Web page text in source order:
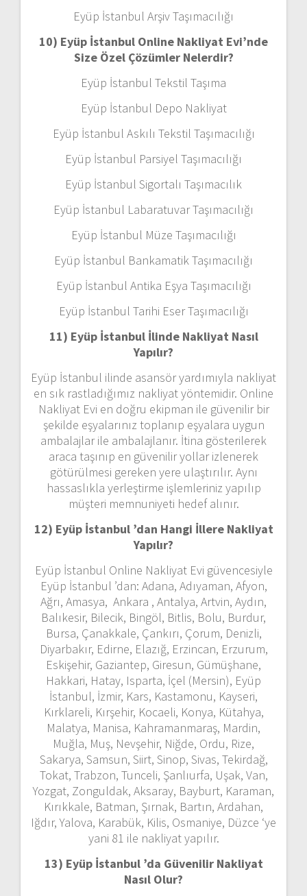
Eyüp İstanbul Arşiv Taşımacılığı
10) Eyüp İstanbul Online Nakliyat Evi’nde
Size Özel Çözümler Nelerdir?
Eyüp İstanbul Tekstil Taşıma
Eyüp İstanbul Depo Nakliyat
Eyüp İstanbul Askılı Tekstil Taşımacılığı
Eyüp İstanbul Parsiyel Taşımacılığı
Eyüp İstanbul Sigortalı Taşımacılık
Eyüp İstanbul Labaratuvar Taşımacılığı
Eyüp İstanbul Müze Taşımacılığı
Eyüp İstanbul Bankamatik Taşımacılığı
Eyüp İstanbul Antika Eşya Taşımacılığı
Eyüp İstanbul Tarihi Eser Taşımacılığı
11) Eyüp İstanbul İlinde Nakliyat Nasıl
Yapılır?
Eyüp İstanbul ilinde asansör yardımıyla nakliyat
en sık rastladığımız nakliyat yöntemidir. Online
Nakliyat Evi en doğru ekipman ile güvenilir bir
şekilde eşyalarınız toplanıp eşyalara uygun
ambalajlar ile ambalajlanır. İtina gösterilerek
araca taşınıp en güvenilir yollar izlenerek
götürülmesi gereken yere ulaştırılır. Aynı
hassaslıkla yerleştirme işlemleriniz yapılıp
müşteri memnuniyeti hedef alınır.
12) Eyüp İstanbul ’dan Hangi İllere Nakliyat
Yapılır?
Eyüp İstanbul Online Nakliyat Evi güvencesiyle
Eyüp İstanbul ’dan: Adana, Adıyaman, Afyon,
Ağrı, Amasya, Ankara , Antalya, Artvin, Aydın,
Balıkesir, Bilecik, Bingöl, Bitlis, Bolu, Burdur,
Bursa, Çanakkale, Çankırı, Çorum, Denizli,
Diyarbakır, Edirne, Elazığ, Erzincan, Erzurum,
Eskişehir, Gaziantep, Giresun, Gümüşhane,
Hakkari, Hatay, Isparta, İçel (Mersin), Eyüp
İstanbul, İzmir, Kars, Kastamonu, Kayseri,
Kırklareli, Kırşehir, Kocaeli, Konya, Kütahya,
Malatya, Manisa, Kahramanmaraş, Mardin,
Muğla, Muş, Nevşehir, Niğde, Ordu, Rize,
Sakarya, Samsun, Siirt, Sinop, Sivas, Tekirdağ,
Tokat, Trabzon, Tunceli, Şanlıurfa, Uşak, Van,
Yozgat, Zonguldak, Aksaray, Bayburt, Karaman,
Kırıkkale, Batman, Şırnak, Bartın, Ardahan,
Iğdır, Yalova, Karabük, Kilis, Osmaniye, Düzce ‘ye
yani 81 ile nakliyat yapılır.
13) Eyüp İstanbul ’da Güvenilir Nakliyat
Nasıl Olur?